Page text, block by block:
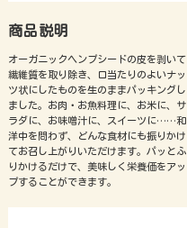
商品説明
オーガニックヘンプシードの皮を剥いて
繊維質を取り除き、口当たりのよいナッ
ツ状にしたものを生のままパッキングし
ました。お肉・お魚料理に、お米に、サ
ラダに、お味噌汁に、スイーツに……和
洋中を問わず、どんな食材にも振りかけ
てお召し上がりいただけます。パッとふ
りかけるだけで、美味しく栄養価をアッ
プすることができます。